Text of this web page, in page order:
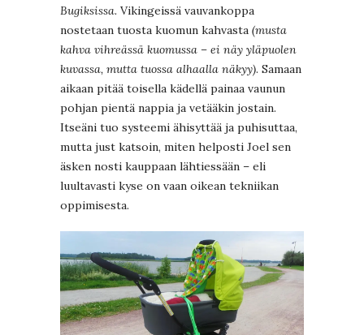
Bugiksissa. Vikingeissä vauvankoppa
nostetaan tuosta kuomun kahvasta (musta
kahva vihreässä kuomussa – ei näy yläpuolen
kuvassa, mutta tuossa alhaalla näkyy). Samaan
aikaan pitää toisella kädellä painaa vaunun
pohjan pientä nappia ja vetääkin jostain.
Itseäni tuo systeemi ähisyttää ja puhisuttaa,
mutta just katsoin, miten helposti Joel sen
äsken nosti kauppaan lähtiessään – eli
luultavasti kyse on vaan oikean tekniikan
oppimisesta.